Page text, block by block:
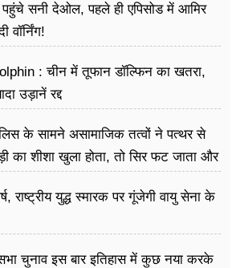
पहुंचे सनी देओल, पहले ही एपिसोड में आमिर
वॉर्निंग!
: चीन में तूफान डॉल्फिन का खतरा,
उड़ानें रद्द
के सामने असामाजिक तत्वों ने पत्थर से
का शीशा खुला होता, तो सिर फट जाता और
राष्ट्रीय युद्ध स्मारक पर गूंजेगी वायु सेना के
चुनाव इस बार इतिहास में कुछ नया करके